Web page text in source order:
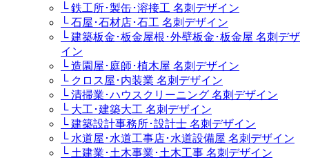
└ 鉄工所･製缶･溶接工 名刺デザイン
└ 石屋･石材店･石工 名刺デザイン
└ 建築板金･板金屋根･外壁板金･板金屋 名刺デザ
イン
└ 造園屋･庭師･植木屋 名刺デザイン
└ クロス屋･内装業 名刺デザイン
└ 清掃業･ハウスクリーニング 名刺デザイン
└ 大工･建築大工 名刺デザイン
└ 建築設計事務所･設計士 名刺デザイン
└ 水道屋･水道工事店･水道設備屋 名刺デザイン
└ 土建業･土木事業･土木工事 名刺デザイン